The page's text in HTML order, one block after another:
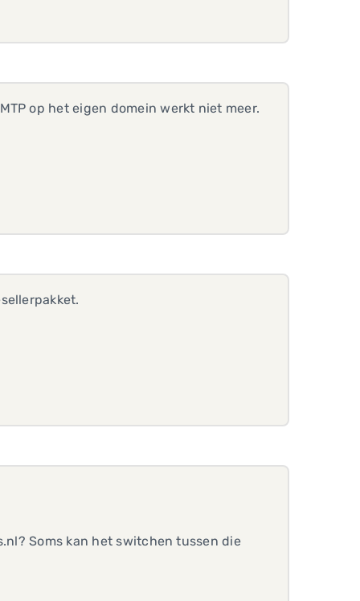
op het eigen domein werkt niet meer.
Soms kan het switchen tussen die